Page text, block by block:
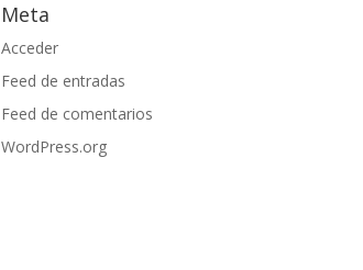
Meta
Acceder
Feed de entradas
Feed de comentarios
WordPress.org